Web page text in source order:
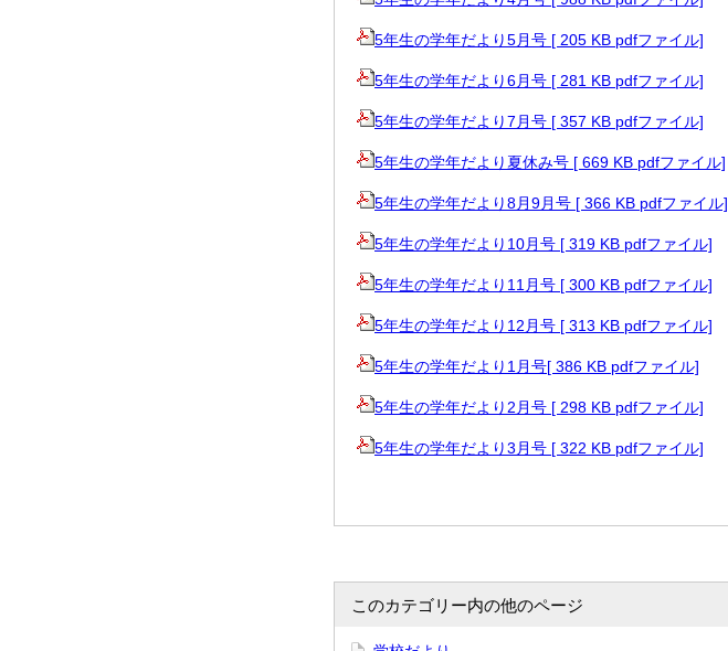
5年生の学年だより5月号 [ 205 KB pdfファイル]
5年生の学年だより6月号 [ 281 KB pdfファイル]
5年生の学年だより7月号 [ 357 KB pdfファイル]
5年生の学年だより夏休み号 [ 669 KB pdfファイル]
5年生の学年だより8月9月号 [ 366 KB pdfファイル]
5年生の学年だより10月号 [ 319 KB pdfファイル]
5年生の学年だより11月号 [ 300 KB pdfファイル]
5年生の学年だより12月号 [ 313 KB pdfファイル]
5年生の学年だより1月号[ 386 KB pdfファイル]
5年生の学年だより2月号 [ 298 KB pdfファイル]
5年生の学年だより3月号 [ 322 KB pdfファイル]
このカテゴリー内の他のページ